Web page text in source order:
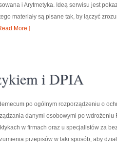
i Arytmetyka. Ideą serwisu jest
materiały są pisane tak, by łączyć
More ]
i DPIA
po ogólnym rozporządzeniu o
danymi osobowymi po wdrożeniu
w firmach oraz u specjalistów za
przepisów w taki sposób, aby